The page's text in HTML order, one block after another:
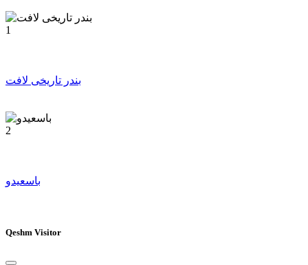
1
بندر تاریخی لافت
2
باسعیدو
Qeshm Visitor